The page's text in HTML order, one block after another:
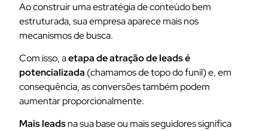
Ao construir uma estratégia de conteúdo bem
estruturada, sua empresa aparece mais nos
mecanismos de busca.
Com isso, aetapa de atração de leads é
potencializada (chamamos de topo do funil) e, em
consequência, as conversões também podem
aumentar proporcionalmente.
Mais leadsna sua base ou mais seguidores significa